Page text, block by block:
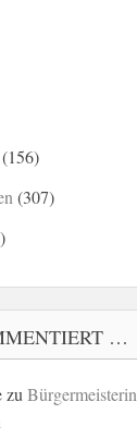
(156)
(307)
…
zu